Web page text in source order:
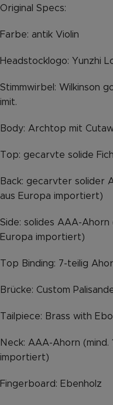
Original Specs:
Farbe: antik Violin
Headstocklogo: Yunzhi
Stimmwirbel: Wilkinson
imit.
Body: Archtop mit
Top: gecarvte solide
Back: gecarvter solider
aus Europa importiert)
Side: solides AAA-Ahorn
Europa importiert)
Top Binding: 7-teilig
Brücke: Custom
Tailpiece: Brass with
Neck: AAA-Ahorn
importiert)
Fingerboard: Ebenholz